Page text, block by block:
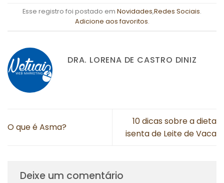
Esse registro foi postado em Novidades,Redes Sociais.
Adicione aos favoritos.
DRA. LORENA DE CASTRO DINIZ
O que é Asma?
10 dicas sobre a dieta
isenta de Leite de Vaca
Deixe um comentário